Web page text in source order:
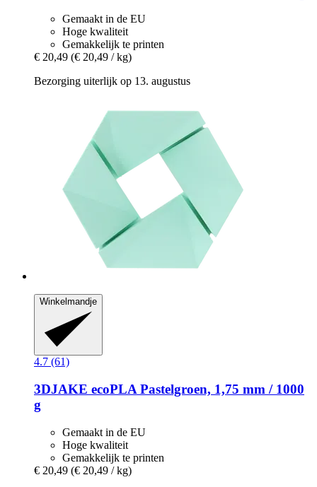
Gemaakt in de EU
Hoge kwaliteit
Gemakkelijk te printen
€ 20,49 (€ 20,49 / kg)
Bezorging uiterlijk op 13. augustus
Winkelmandje
4.7 (61)
3DJAKE ecoPLA Pastelgroen, 1,75 mm / 1000
g
Gemaakt in de EU
Hoge kwaliteit
Gemakkelijk te printen
€ 20,49 (€ 20,49 / kg)